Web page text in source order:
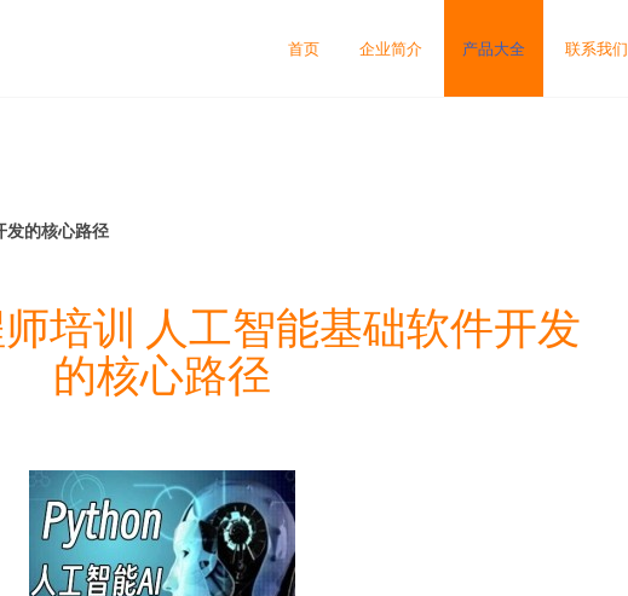
首页 企业简介 产品大全 联系我们
发的核心路径
培训 人工智能基础软件开发
的核心路径